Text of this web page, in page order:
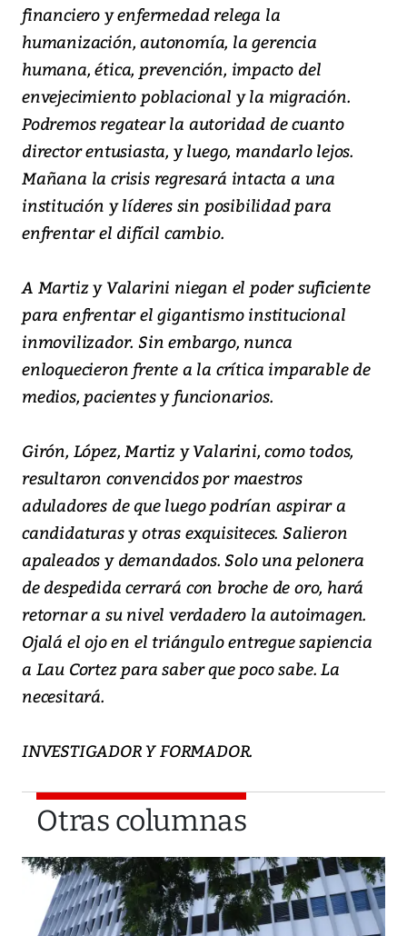
financiero y enfermedad relega la
humanización, autonomía, la gerencia
humana, ética, prevención, impacto del
envejecimiento poblacional y la migración.
Podremos regatear la autoridad de cuanto
director entusiasta, y luego, mandarlo lejos.
Mañana la crisis regresará intacta a una
institución y líderes sin posibilidad para
enfrentar el difícil cambio.
A Martiz y Valarini niegan el poder suficiente
para enfrentar el gigantismo institucional
inmovilizador. Sin embargo, nunca
enloquecieron frente a la crítica imparable de
medios, pacientes y funcionarios.
Girón, López, Martiz y Valarini, como todos,
resultaron convencidos por maestros
aduladores de que luego podrían aspirar a
candidaturas y otras exquisiteces. Salieron
apaleados y demandados. Solo una pelonera
de despedida cerrará con broche de oro, hará
retornar a su nivel verdadero la autoimagen.
Ojalá el ojo en el triángulo entregue sapiencia
a Lau Cortez para saber que poco sabe. La
necesitará.
INVESTIGADOR Y FORMADOR.
Otras columnas